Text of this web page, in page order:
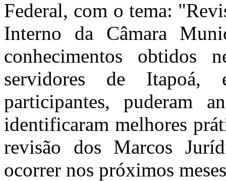
Federal, com o tema:
Interno da Câmara
conhecimentos obtidos
servidores de Itapoá,
participantes, puderam
identificaram melhores
revisão dos Marcos
ocorrer nos próximos